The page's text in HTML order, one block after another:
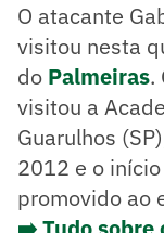
O atacante
visitou nesta
do Palmeiras.
visitou a
Guarulhos
2012 e o
promovido ao